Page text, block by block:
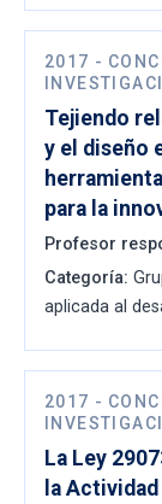
2017 -
Tejiendo
y el diseño
para la
Profesor
Categoría:
aplicada al
2017 -
La Ley
la